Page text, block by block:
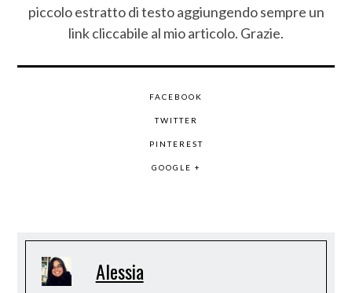
piccolo estratto di testo aggiungendo sempre un
link cliccabile al mio articolo. Grazie.
FACEBOOK
TWITTER
PINTEREST
GOOGLE +
Alessia